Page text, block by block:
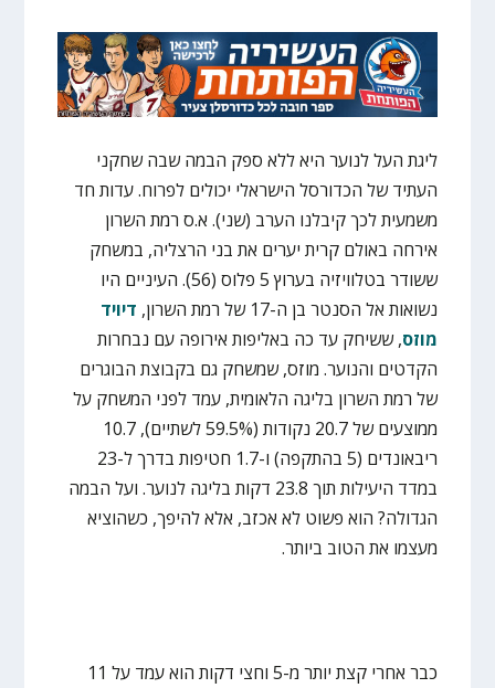
ליגת העל לנוער היא ללא ספק הבמה שבה שחקני
העתיד של הכדורסל הישראלי יכולים לפרוח. עדות חד
משמעית לכך קיבלנו הערב (שני). א.ס רמת השרון
אירחה באולם קרית יערים את בני הרצליה, במשחק
ששודר בטלוויזיה בערוץ 5 פלוס (56). העיניים היו
נשואות אל הסנטר בן ה-17 של רמת השרון,
דיויד
מוזס, ששיחק עד כה באליפות אירופה עם נבחרות
הקדטים והנוער. מוזס, שמשחק גם בקבוצת הבוגרים
של רמת השרון בליגה הלאומית, עמד לפני המשחק על
ממוצעים של 20.7 נקודות (59.5% לשתיים), 10.7
ריבאונדים (5 בהתקפה) ו-1.7 חטיפות בדרך ל-23
במדד היעילות תוך 23.8 דקות בליגה לנוער. ועל הבמה
הגדולה? הוא פשוט לא אכזב, אלא להיפך, כשהוציא
מעצמו את הטוב ביותר.
כבר אחרי קצת יותר מ-5 וחצי דקות הוא עמד על 11